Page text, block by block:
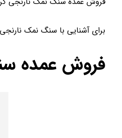
برای آشنایی با سنگ نمک
فروش عمده